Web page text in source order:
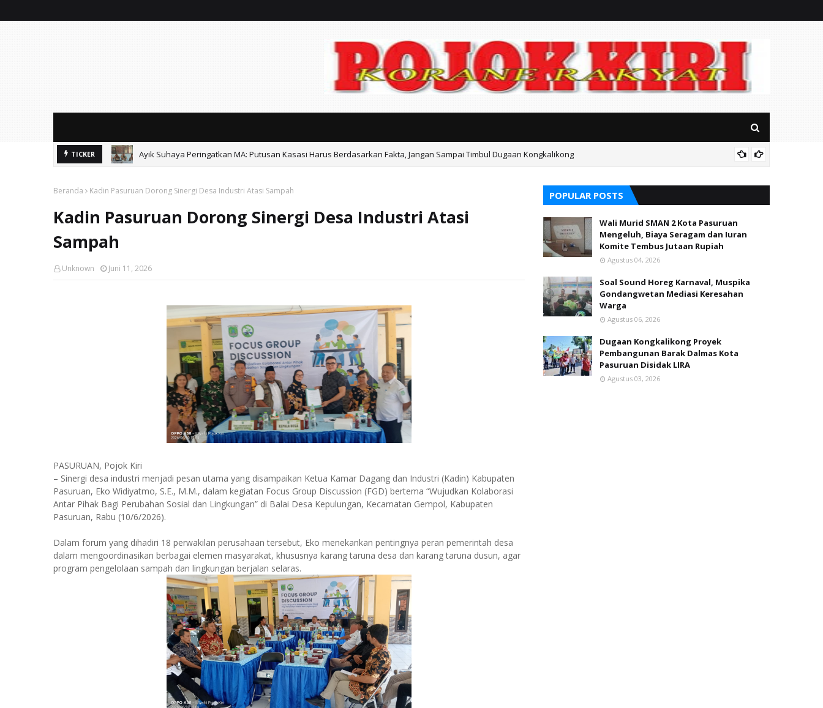
TICKER Soal Sound Horeg Karnaval, Muspika Gondangwetan Mediasi Keresahan Warga
Beranda Kadin Pasuruan Dorong Sinergi Desa Industri Atasi Sampah
Kadin Pasuruan Dorong Sinergi Desa Industri Atasi
Sampah
Unknown Juni 11, 2026
PASURUAN, Pojok Kiri
– Sinergi desa industri menjadi pesan utama yang disampaikan Ketua Kamar Dagang dan Industri (Kadin) Kabupaten
Pasuruan, Eko Widiyatmo, S.E., M.M., dalam kegiatan Focus Group Discussion (FGD) bertema “Wujudkan Kolaborasi
Antar Pihak Bagi Perubahan Sosial dan Lingkungan” di Balai Desa Kepulungan, Kecamatan Gempol, Kabupaten
Pasuruan, Rabu (10/6/2026).
Dalam forum yang dihadiri 18 perwakilan perusahaan tersebut, Eko menekankan pentingnya peran pemerintah desa
dalam mengoordinasikan berbagai elemen masyarakat, khususnya karang taruna desa dan karang taruna dusun, agar
program pengelolaan sampah dan lingkungan berjalan selaras.
POPULAR POSTS
Wali Murid SMAN 2 Kota Pasuruan
Mengeluh, Biaya Seragam dan Iuran
Komite Tembus Jutaan Rupiah
Agustus 04, 2026
Soal Sound Horeg Karnaval, Muspika
Gondangwetan Mediasi Keresahan
Warga
Agustus 06, 2026
Dugaan Kongkalikong Proyek
Pembangunan Barak Dalmas Kota
Pasuruan Disidak LIRA
Agustus 03, 2026